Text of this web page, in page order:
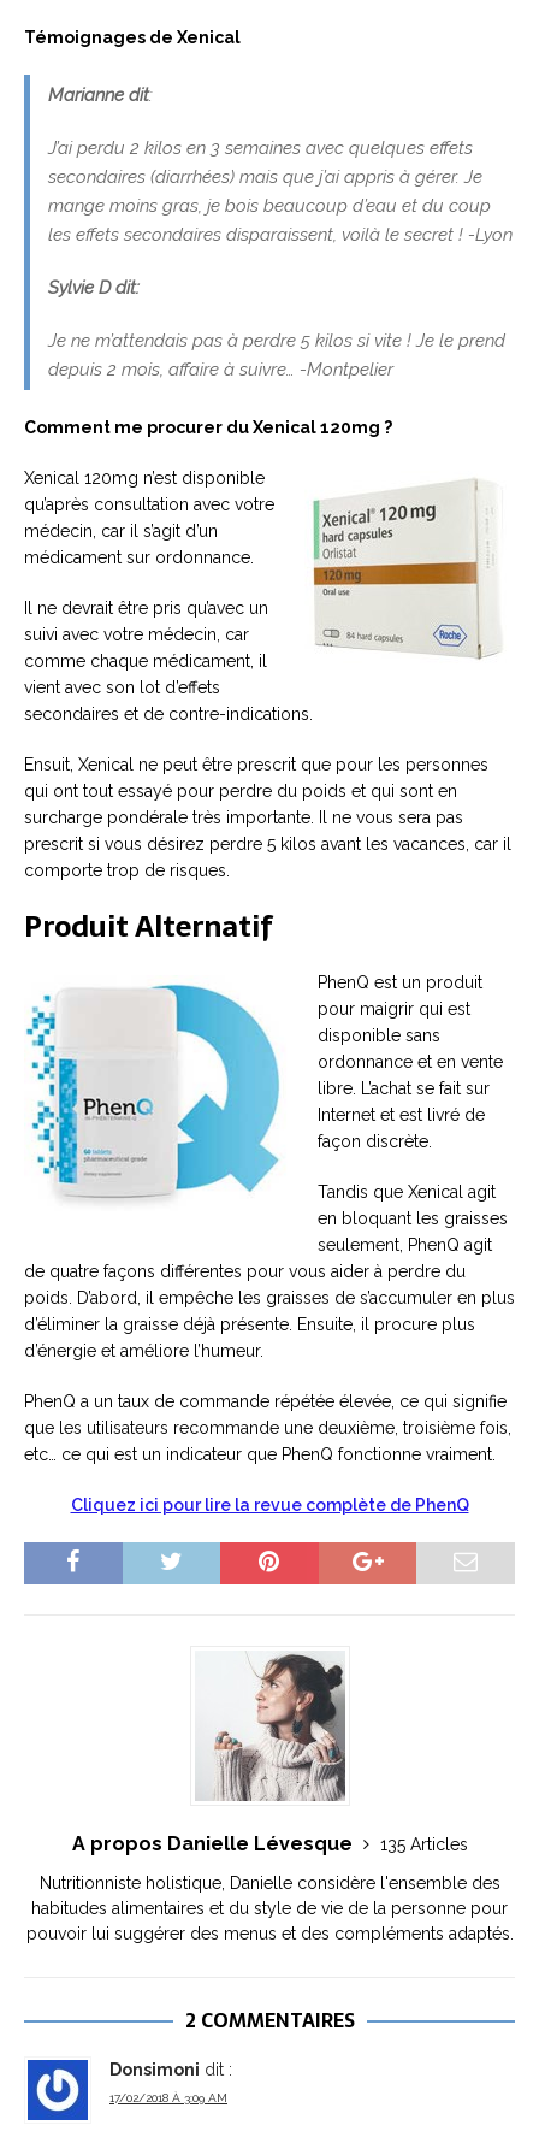
Témoignages de Xenical
Marianne dit:
J’ai perdu 2 kilos en 3 semaines avec quelques effets
secondaires (diarrhées) mais que j’ai appris à gérer. Je
mange moins gras, je bois beaucoup d’eau et du coup
les effets secondaires disparaissent, voilà le secret ! -Lyon
Sylvie D dit:
Je ne m’attendais pas à perdre 5 kilos si vite ! Je le prend
depuis 2 mois, affaire à suivre… -Montpelier
Comment me procurer du Xenical 120mg ?
Xenical 120mg n’est disponible
qu’après consultation avec votre
médecin, car il s’agit d’un
médicament sur ordonnance.
Il ne devrait être pris qu’avec un
suivi avec votre médecin, car
comme chaque médicament, il
vient avec son lot d’effets
secondaires et de contre-indications.
Ensuit, Xenical ne peut être prescrit que pour les personnes
qui ont tout essayé pour perdre du poids et qui sont en
surcharge pondérale très importante. Il ne vous sera pas
prescrit si vous désirez perdre 5 kilos avant les vacances, car il
comporte trop de risques.
Produit Alternatif
PhenQ est un produit
pour maigrir qui est
disponible sans
ordonnance et en vente
libre. L’achat se fait sur
Internet et est livré de
façon discrète.
Tandis que Xenical agit
en bloquant les graisses
seulement, PhenQ agit
de quatre façons différentes pour vous aider à perdre du
poids. D’abord, il empêche les graisses de s’accumuler en plus
d’éliminer la graisse déjà présente. Ensuite, il procure plus
d’énergie et améliore l’humeur.
PhenQ a un taux de commande répétée élevée, ce qui signifie
que les utilisateurs recommande une deuxième, troisième fois,
etc… ce qui est un indicateur que PhenQ fonctionne vraiment.
Cliquez ici pour lire la revue complète de PhenQ
A propos Danielle Lévesque
135 Articles
Nutritionniste holistique, Danielle considère l'ensemble des
habitudes alimentaires et du style de vie de la personne pour
pouvoir lui suggérer des menus et des compléments adaptés.
2 COMMENTAIRES
Donsimoni dit :
17/02/2018 À 3:09 AM